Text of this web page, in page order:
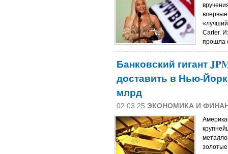
впервые
Carter.
прошла
Банковский гигант
доставить в Нью-
млрд
02.03.25 ЭКОНОМИКА И